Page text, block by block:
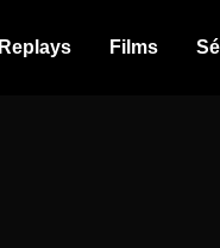
Replays Films